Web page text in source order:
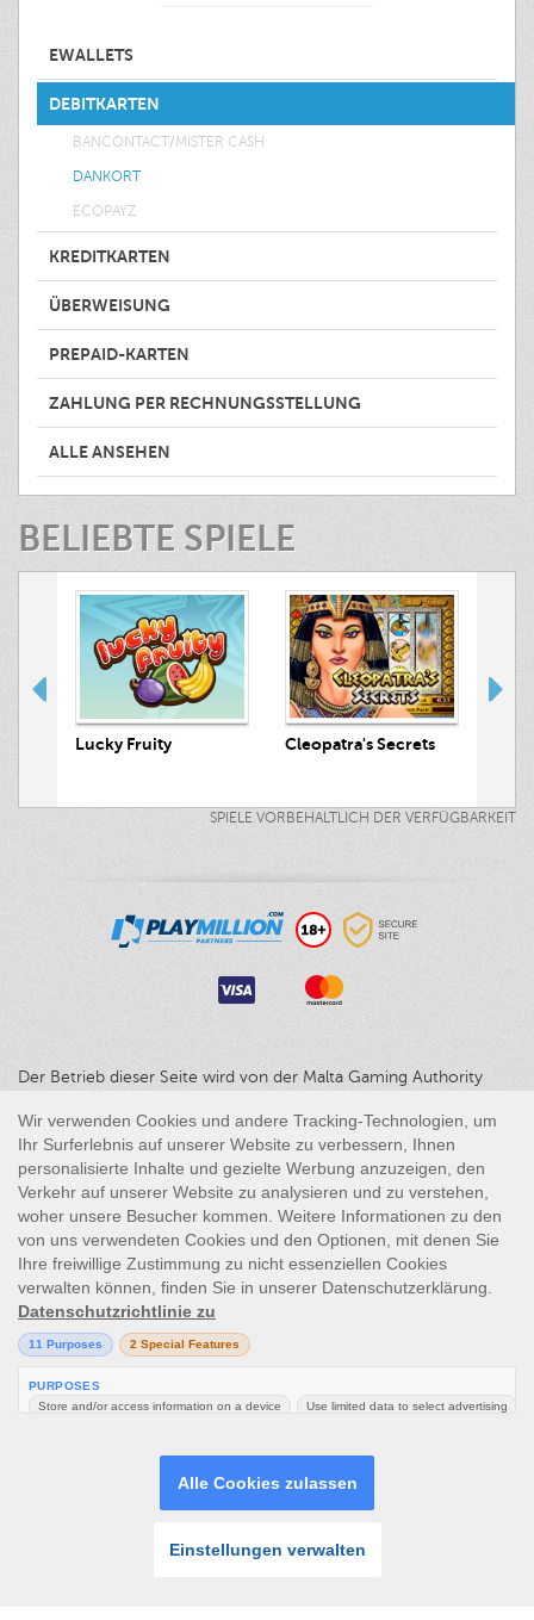
EWALLETS
DEBITKARTEN
BANCONTACT/MISTER CASH
DANKORT
ECOPAYZ
KREDITKARTEN
ÜBERWEISUNG
PREPAID-KARTEN
ZAHLUNG PER RECHNUNGSSTELLUNG
ALLE ANSEHEN
BELIEBTE SPIELE
Lucky Fruity Cleopatra's Secrets
SPIELE VORBEHALTLICH DER VERFÜGBARKEIT
Der Betrieb dieser Seite wird von der Malta Gaming Authority
Level G, Quantum House, 75, Abate Rigord Street, Ta’ Xbiex, XBX
1120, Malta, unter der von der Malta Gaming Authority am 1.
August 2018 vergebenen Glücksspiellizenznummer MGA/
CRP/171/2009/01 betrieben.
Glücksspiel kann süchtig machen. Bitte spiele verantwortungsvoll
Bitte beachte, dass alle Spielbilder und Anbieter-Icons, die auf der
Abmelde-Seite angezeigt werden, nur der Veranschaulichung
dienen. Einige der angezeigten Spiele sind möglicherweise nicht
verfügbar oder werden nicht auf der Plattform angezeigt, wenn
du in deinem Land oder Konto angemeldet bist.